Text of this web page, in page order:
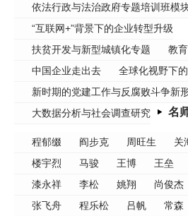
依法行政与法治政府专题培训班模
“互联网+”背景下的企业转型升级
扶贫开发与新型城镇化专题
教
中国企业走出去
全球化视野下
新时期的党建工作与反腐败斗争新
大数据分析与社会调查研究
名
程郁缀 阎步克 周旺生 关
楼宇烈
马骏 王博 王垒
漆永祥
李松 姚翔 尚俊杰
张飞舟
程乐松 吕帆 常森